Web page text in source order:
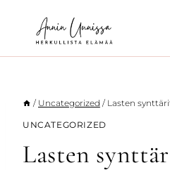
sisältöön
/ Uncategorized / Lasten
UNCATEGORIZED
Lasten